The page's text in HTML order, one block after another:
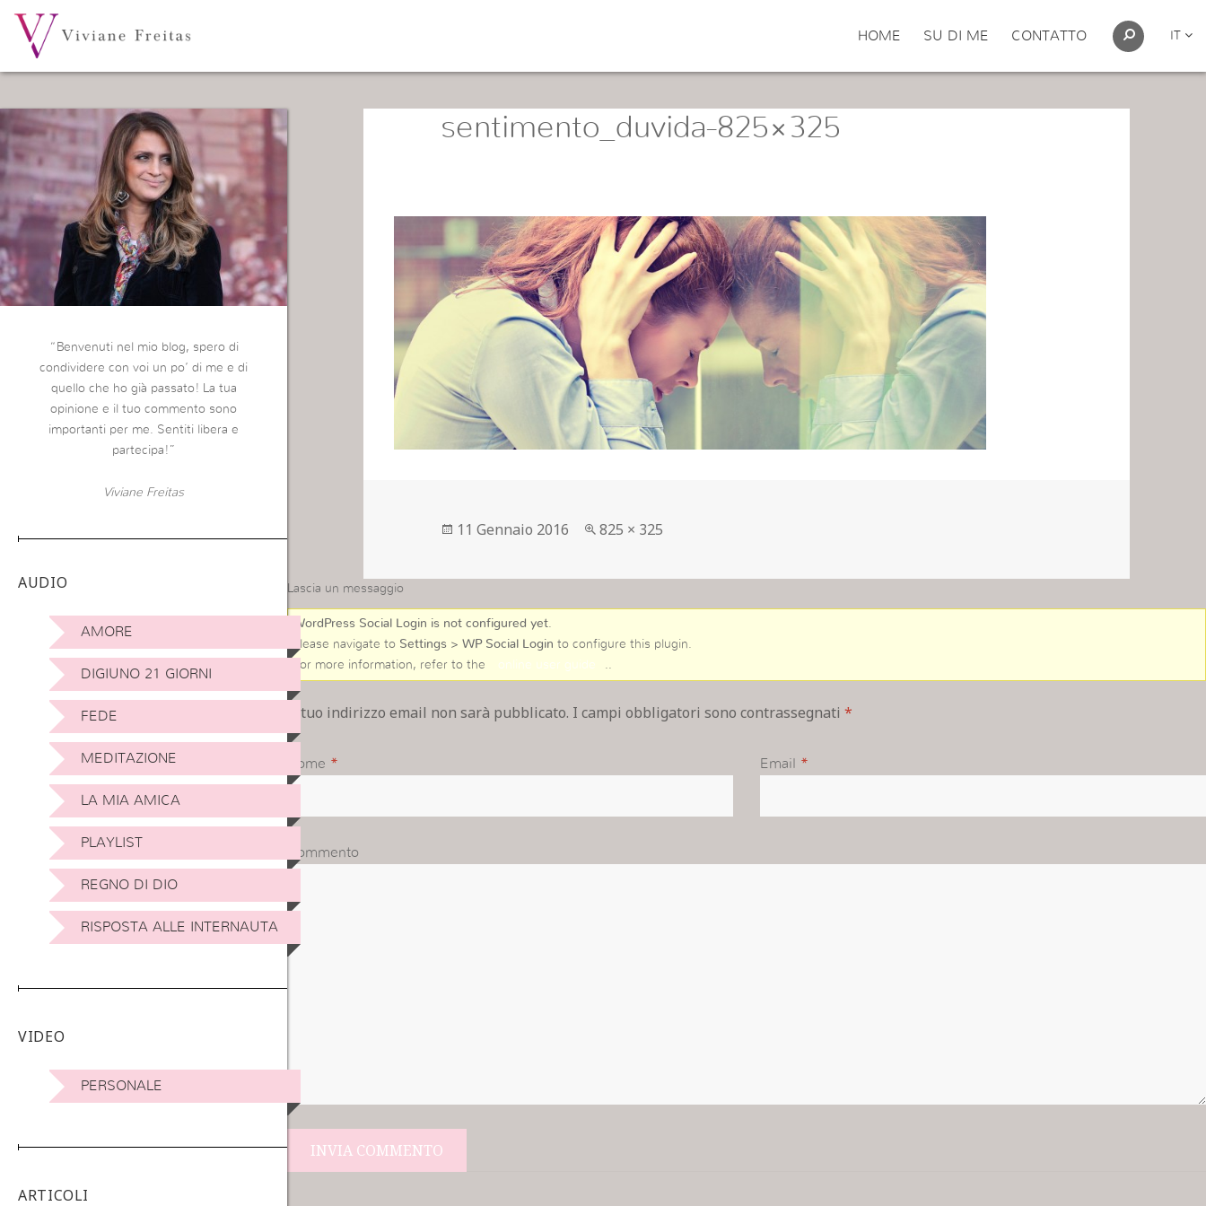
HOME SU DI ME CONTATTO IT
“Benvenuti nel mio blog, spero di
condividere con voi un po’ di me e di
quello che ho già passato! La tua
opinione e il tuo commento sono
importanti per me. Sentiti libera e
partecipa!”
Viviane Freitas
AUDIO
AMORE
DIGIUNO 21 GIORNI
FEDE
MEDITAZIONE
LA MIA AMICA
PLAYLIST
REGNO DI DIO
RISPOSTA ALLE INTERNAUTA
VIDEO
PERSONALE
ARTICOLI
sentimento_duvida-825×325
Postato
11 Gennaio 2016
Full
825 × 325
Lascia un messaggio
WordPress Social Login is not configured yet
Please navigate to Settings > WP Social Login to configure this plugin.
For more information, refer to the
online user guide
Il tuo indirizzo email non sarà pubblicato. I campi obbligatori sono contrassegnati *
Nome * Email *
Commento